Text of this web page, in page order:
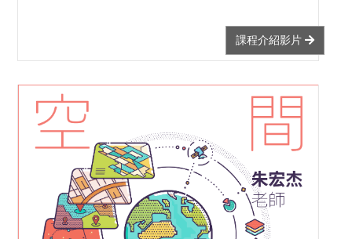
課程介紹影片